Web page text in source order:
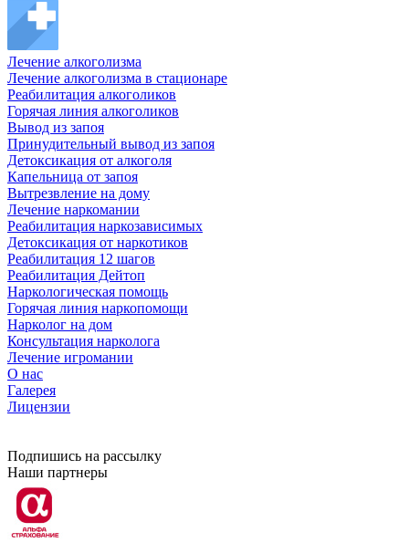
Лечение алкоголизма
Лечение алкоголизма в стационаре
Реабилитация алкоголиков
Горячая линия алкоголиков
Вывод из запоя
Принудительный вывод из запоя
Детоксикация от алкоголя
Капельница от запоя
Вытрезвление на дому
Лечение наркомании
Реабилитация наркозависимых
Детоксикация от наркотиков
Реабилитация 12 шагов
Реабилитация Дейтоп
Наркологическая помощь
Горячая линия наркопомощи
Нарколог на дом
Консультация нарколога
Лечение игромании
О нас
Галерея
Лицензии
Подпишись на рассылку
Наши партнеры